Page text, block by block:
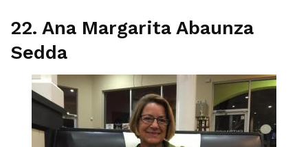
22. Ana Margarita Abaunza
Sedda